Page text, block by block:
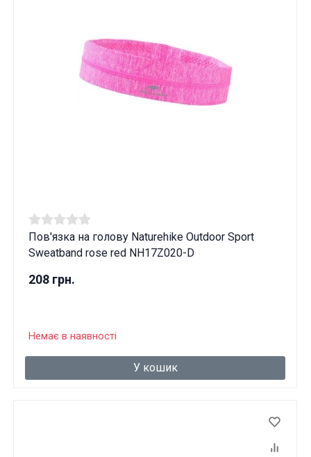
Пов'язка на голову Naturehike Outdoor Sport
Sweatband rose red NH17Z020-D
208 грн.
Немає в наявності
У кошик